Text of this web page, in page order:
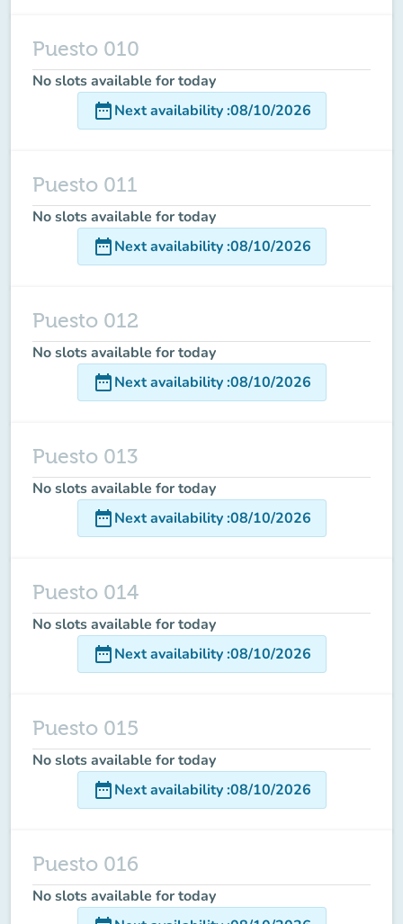
Puesto 010
No slots available for today
date_rangeNext availability:08/10/2026
Puesto 011
No slots available for today
date_rangeNext availability:08/10/2026
Puesto 012
No slots available for today
date_rangeNext availability:08/10/2026
Puesto 013
No slots available for today
date_rangeNext availability:08/10/2026
Puesto 014
No slots available for today
date_rangeNext availability:08/10/2026
Puesto 015
No slots available for today
date_rangeNext availability:08/10/2026
Puesto 016
No slots available for today